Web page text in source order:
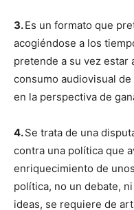
3.Es un formato que
acogiéndose a los
pretende a su vez estar
consumo audiovisual
en la perspectiva de
4.Se trata de una
contra una política que
enriquecimiento de
política, no un debate,
ideas, se requiere de